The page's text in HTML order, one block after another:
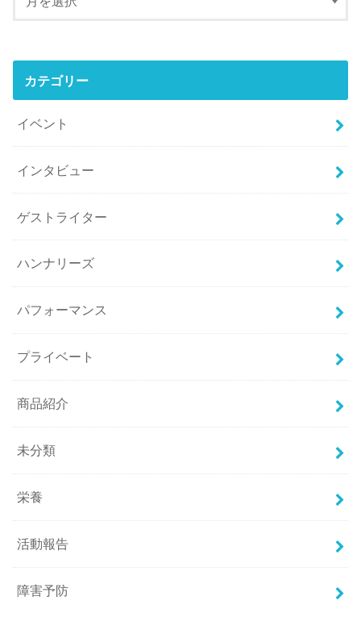
カテゴリー
イベント
インタビュー
ゲストライター
ハンナリーズ
パフォーマンス
プライベート
商品紹介
未分類
栄養
活動報告
障害予防